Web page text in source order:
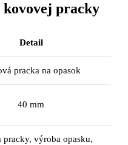
pracky
Detail
pracka na opasok
40 mm
pracky, výroba opasku,